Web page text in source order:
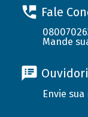
Fale
Mande
Envie